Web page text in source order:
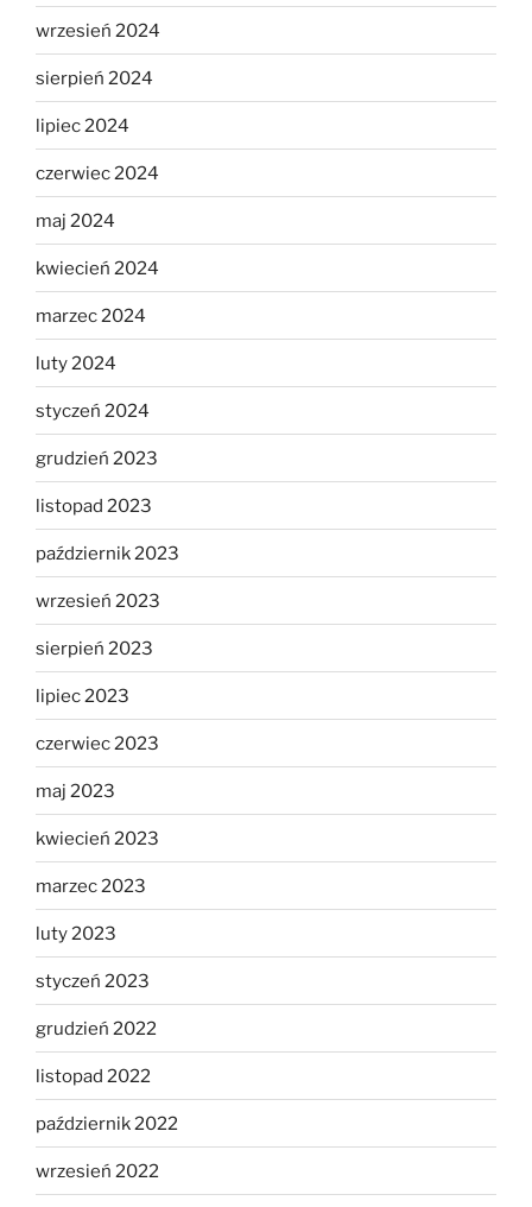
wrzesień 2024
sierpień 2024
lipiec 2024
czerwiec 2024
maj 2024
kwiecień 2024
marzec 2024
luty 2024
styczeń 2024
grudzień 2023
listopad 2023
październik 2023
wrzesień 2023
sierpień 2023
lipiec 2023
czerwiec 2023
maj 2023
kwiecień 2023
marzec 2023
luty 2023
styczeń 2023
grudzień 2022
listopad 2022
październik 2022
wrzesień 2022